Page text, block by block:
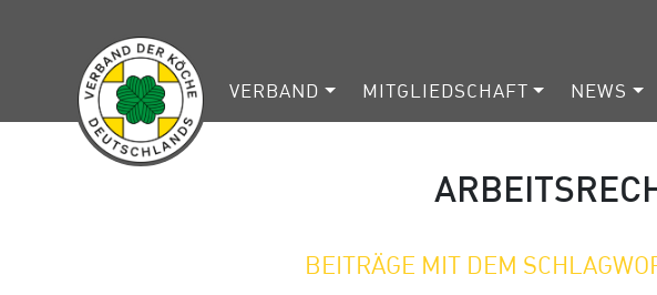
VERBAND MITGLIEDSCHAFT NEWS
BEITRÄGE MIT DEM